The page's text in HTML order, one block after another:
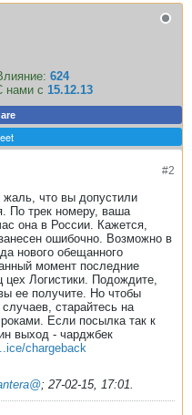
624
нами с 15.12.13
#2
что вы допустили
По трек номеру, ваша
она в России. Кажется,
ошибочно. Возможно в
нового обещанного
момент последние
Логистики. Подождите,
ее получите. Но чтобы
старайтесь на
Если посылка так к
выход - чарджбек
chargeback
; 27-02-15, 17:01.